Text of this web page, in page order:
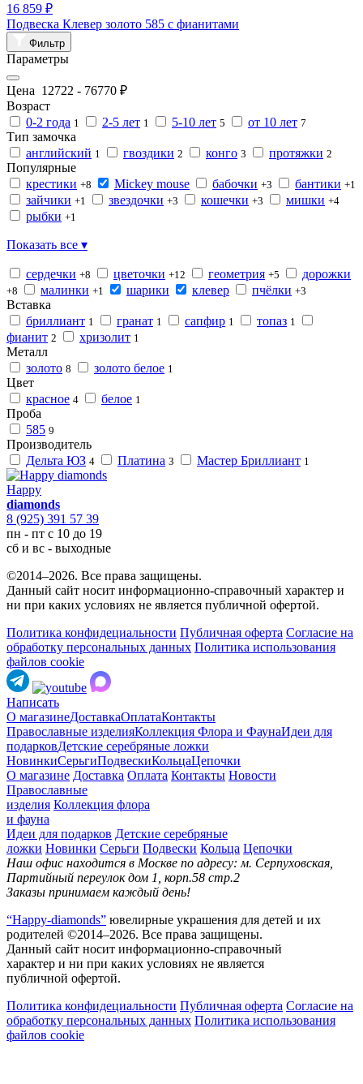
16 859 ₽
Подвеска Клевер золото 585 с фианитами
Фильтр
Параметры
Цена 12722 - 76770 ₽
Возраст
0-2 года 1 2-5 лет 1 5-10 лет 5 от 10 лет 7
Тип замочка
английский 1 гвоздики 2 конго 3 протяжки 2
Популярные
крестики +8 Mickey mouse бабочки +3 бантики +1
зайчики +1 звездочки +3 кошечки +3 мишки +4
рыбки +1
Показать все ▾
сердечки +8 цветочки +12 геометрия +5 дорожки
+8 малинки +1 шарики клевер пчёлки +3
Вставка
бриллиант 1 гранат 1 сапфир 1 топаз 1
фианит 2 хризолит 1
Металл
золото 8 золото белое 1
Цвет
красное 4 белое 1
Проба
585 9
Производитель
Дельта ЮЗ 4 Платина 3 Мастер Бриллиант 1
Happy
diamonds
8 (925) 391 57 39
пн - пт с 10 до 19
сб и вс - выходные
©2014–2026. Все права защищены.
Данный сайт носит информационно-справочный характер и
ни при каких условиях не является публичной офертой.
Политика конфидециальности Публичная оферта Согласие на
обработку персональных данных Политика использования
файлов cookie
Написать
О магазинеДоставкаОплатаКонтакты
Православные изделияКоллекция Флора и ФаунаИдеи для
подарковДетские серебряные ложки
НовинкиСерьгиПодвескиКольцаЦепочки
О магазине Доставка Оплата Контакты Новости
Православные
изделия Коллекция флора
и фауна
Идеи для подарков Детские серебряные
ложки Новинки Серьги Подвески Кольца Цепочки
Наш офис находится в Москве по адресу: м. Серпуховская,
Партийный переулок дом 1, корп.58 стр.2
Заказы принимаем каждый день!
“Happy-diamonds” ювелирные украшения для детей и их
родителей ©2014–2026. Все права защищены.
Данный сайт носит информационно-справочный
характер и ни при каких условиях не является
публичной офертой.
Политика конфидециальности Публичная оферта Согласие на
обработку персональных данных Политика использования
файлов cookie